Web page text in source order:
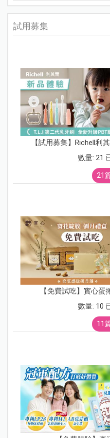
試用募集
【試用募集】Richell利
數量: 21
21
【免費試吃】實心
數量: 10
11